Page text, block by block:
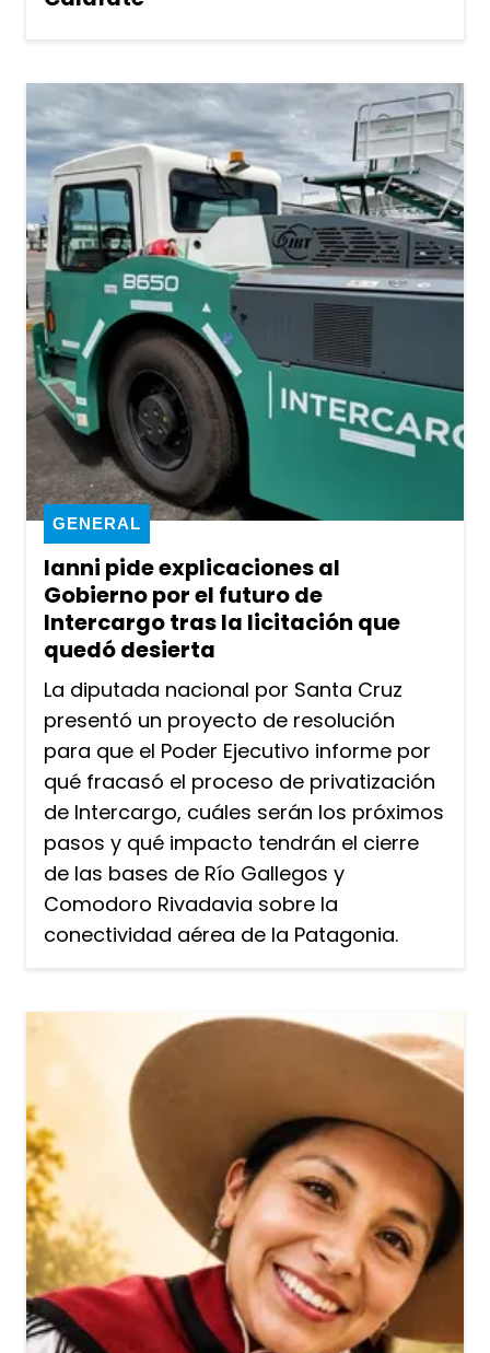
Ianni pide explicaciones al
Gobierno por el futuro de
Intercargo tras la licitación que
quedó desierta
GENERAL
La diputada nacional por Santa Cruz
presentó un proyecto de resolución
para que el Poder Ejecutivo informe por
qué fracasó el proceso de privatización
de Intercargo, cuáles serán los próximos
pasos y qué impacto tendrán el cierre
de las bases de Río Gallegos y
Comodoro Rivadavia sobre la
conectividad aérea de la Patagonia.